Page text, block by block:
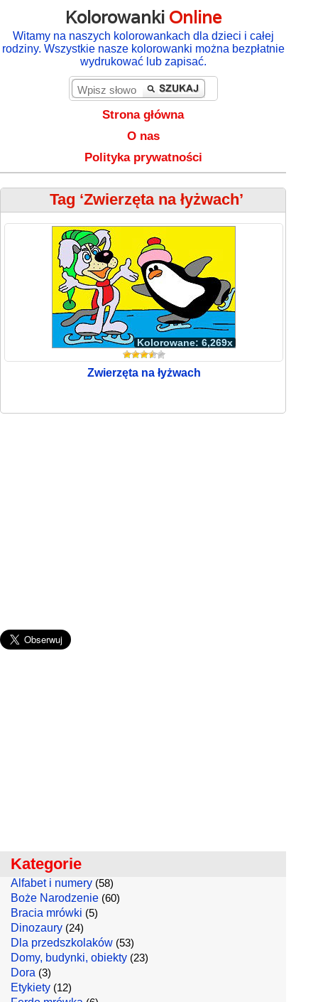
Kolorowanki Online
Witamy na naszych kolorowankach dla dzieci i całej
rodziny. Wszystkie nasze kolorowanki można bezpłatnie
wydrukować lub zapisać.
Strona główna
O nas
Polityka prywatności
Tag ‘Zwierzęta na łyżwach’
Kolorowane: 6,269x
Zwierzęta na łyżwach
Kategorie
Alfabet i numery (58)
Boże Narodzenie (60)
Bracia mrówki (5)
Dinozaury (24)
Dla przedszkolaków (53)
Domy, budynki, obiekty (23)
Dora (3)
Etykiety (12)